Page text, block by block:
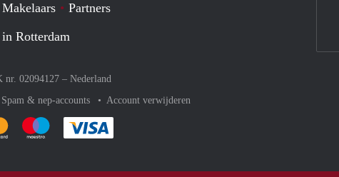
Partners
Rotterdam
nr. 02094127 – Nederland
Spam & nep-accounts Account verwijderen
gemakkelijk af met Paypal
Je rekent gemakkelijk af met Mastercard
Je rekent gemakkelijk af met Meastro